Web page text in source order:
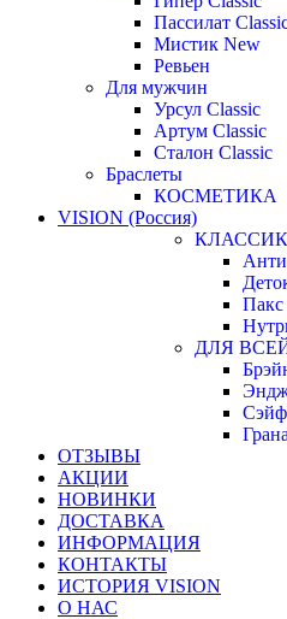
Пассилат
Мистик New
Ревьен
Для мужчин
Урсул Classic
Артум Classic
Сталон Classic
Браслеты
КОСМЕТИКА
VISION (Россия)
ДЛЯ
ОТЗЫВЫ
АКЦИИ
НОВИНКИ
ДОСТАВКА
ИНФОРМАЦИЯ
КОНТАКТЫ
ИСТОРИЯ VISION
О НАС